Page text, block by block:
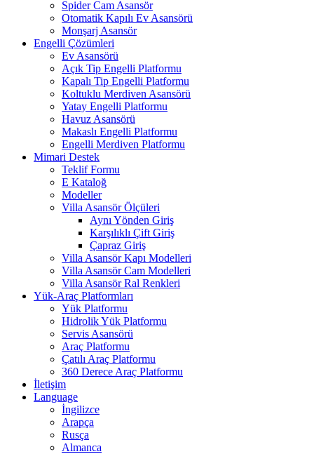
Spider Cam Asansör
Otomatik Kapılı Ev Asansörü
Monşarj Asansör
Engelli Çözümleri
Ev Asansörü
Açık Tip Engelli Platformu
Kapalı Tip Engelli Platformu
Koltuklu Merdiven Asansörü
Yatay Engelli Platformu
Havuz Asansörü
Makaslı Engelli Platformu
Engelli Merdiven Platformu
Mimari Destek
Teklif Formu
E Kataloğ
Modeller
Villa Asansör Ölçüleri
Aynı Yönden Giriş
Karşılıklı Çift Giriş
Çapraz Giriş
Villa Asansör Kapı Modelleri
Villa Asansör Cam Modelleri
Villa Asansör Ral Renkleri
Yük-Araç Platformları
Yük Platformu
Hidrolik Yük Platformu
Servis Asansörü
Araç Platformu
Çatılı Araç Platformu
360 Derece Araç Platformu
İletişim
Language
İngilizce
Arapça
Rusça
Almanca